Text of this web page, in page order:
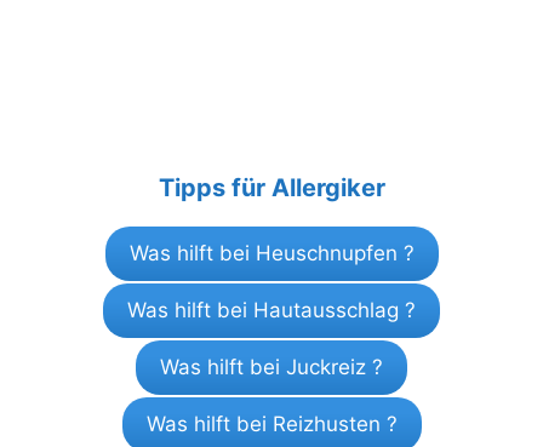
Tipps für Allergiker
Was hilft bei Heuschnupfen ?
Was hilft bei Hautausschlag ?
Was hilft bei Juckreiz ?
Was hilft bei Reizhusten ?